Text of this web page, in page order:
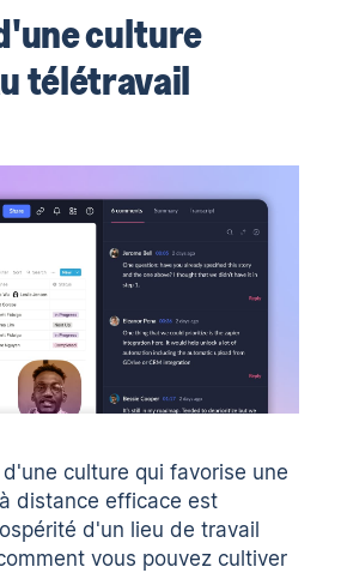
culture
télétravail
culture qui favorise une
distance efficace est
d'un lieu de travail
vous pouvez cultiver